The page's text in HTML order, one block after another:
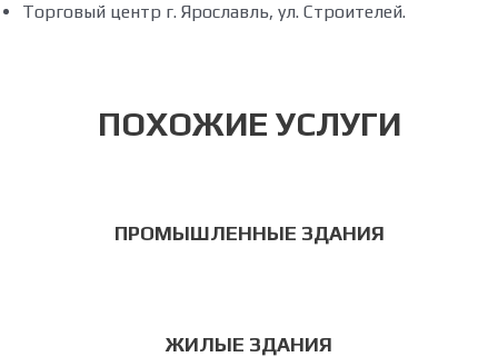
Торговый центр г. Ярославль, ул. Строителей.
ПОХОЖИЕ УСЛУГИ
ПРОМЫШЛЕННЫЕ ЗДАНИЯ
ЖИЛЫЕ ЗДАНИЯ